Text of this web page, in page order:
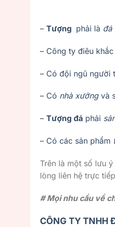
– Tượng phải là đá
– Công ty điêu
– Có đội ngũ người
– Có nhà xưởngvà
– Tượng đá phải
– Có các sản phẩm
Trên là một số lưu
lòng liên hệ trực
# Mọi nhu cầu về
CÔNG TY TNHH